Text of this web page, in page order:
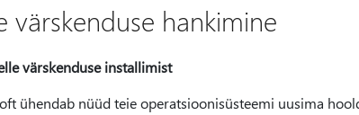
värskenduse hankimine
värskenduse installimist
ühendab nüüd teie operatsioonisüsteemi uusima